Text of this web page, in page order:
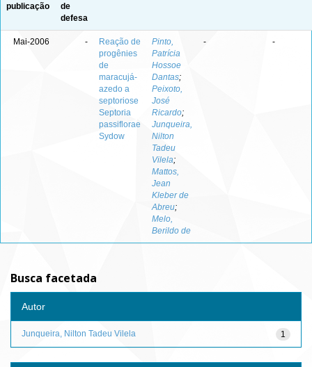
publicação
de
defesa
Mai-2006 -
Reação de
progênies
de
maracujá-
azedo a
septoriose
Septoria
passiflorae
Sydow
Pinto,
Patrícia
Hossoe
Dantas;
Peixoto,
José
Ricardo;
Junqueira,
Nilton
Tadeu
Vilela;
Mattos,
Jean
Kleber de
Abreu;
Melo,
Berildo de
- -
Busca facetada
Autor
1
Junqueira, Nilton Tadeu Vilela